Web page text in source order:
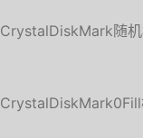
CrystalDiskMark随
CrystalDiskMark0Fill